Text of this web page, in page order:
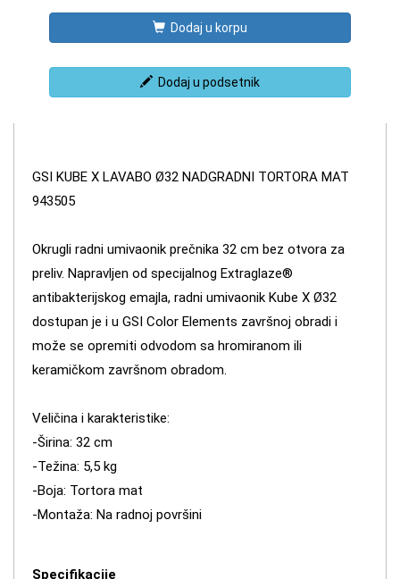
Dodaj u korpu
Dodaj u podsetnik
GSI KUBE X LAVABO Ø32 NADGRADNI TORTORA MAT
943505
Okrugli radni umivaonik prečnika 32 cm bez otvora za
preliv. Napravljen od specijalnog Extraglaze®
antibakterijskog emajla, radni umivaonik Kube X Ø32
dostupan je i u GSI Color Elements završnoj obradi i
može se opremiti odvodom sa hromiranom ili
keramičkom završnom obradom.
Veličina i karakteristike:
-Širina: 32 ​​cm
-Težina: 5,5 kg
-Boja: Tortora mat
-Montaža: Na radnoj površini
Specifikacije